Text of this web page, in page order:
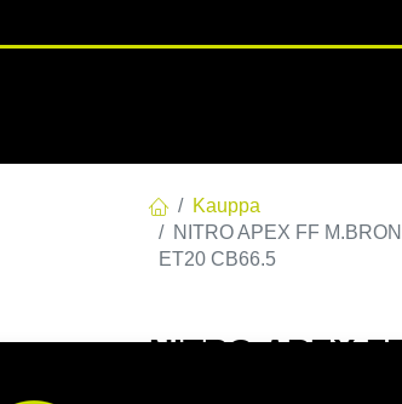
Kauppa
NITRO APEX FF
ET20 CB66.5
NITRO APEX